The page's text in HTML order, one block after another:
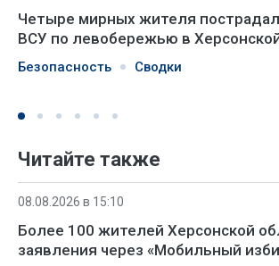
Четыре мирных жителя
ВСУ по левобережью в
Безопасность Сводки
Читайте также
08.08.2026 в 15:10
Более 100 жителей Херсонской
заявления через «Мобильный